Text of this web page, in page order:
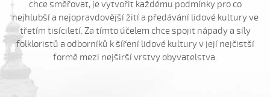
Fialenko modrá, co nemožeš
Haj, husičky, haj (Helena Šťastná, 2008)
Hnalo dívča krávy (Čevelová Adéla, 2008)
Hnalo dívča krávy, hnalo (Jolana Sedlářová, 2017)
chce směřovat, je vytvořit každému podmínky pro co
nejhlubší a nejopravdovější žití a předávání lidové kultury ve
třetím tisíciletí. Za tímto účelem chce spojit nápady a síly
folkloristů a odborníků k šíření lidové kultury v její nejčistší
formě mezi nejširší vrstvy obyvatelstva.